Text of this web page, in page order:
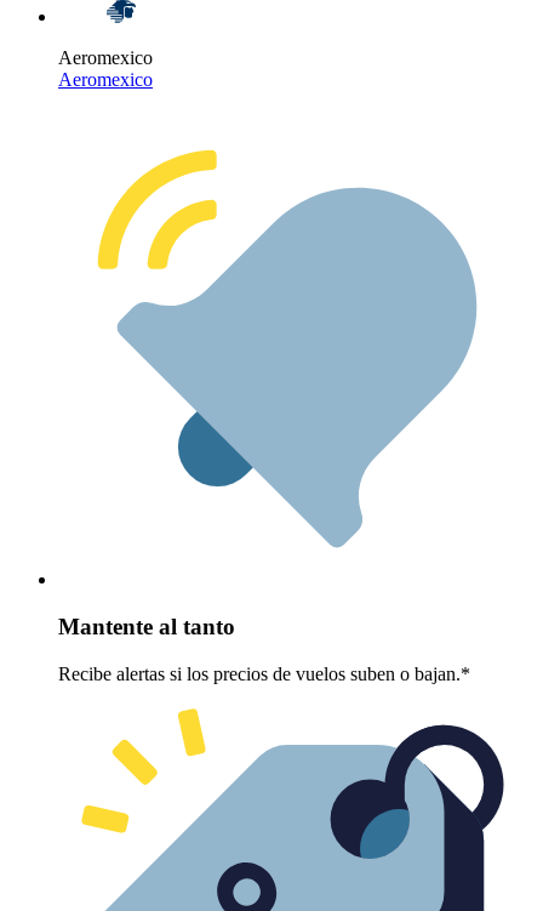
Aeromexico
Aeromexico
Mantente al tanto
Recibe alertas si los precios de vuelos suben o bajan.*